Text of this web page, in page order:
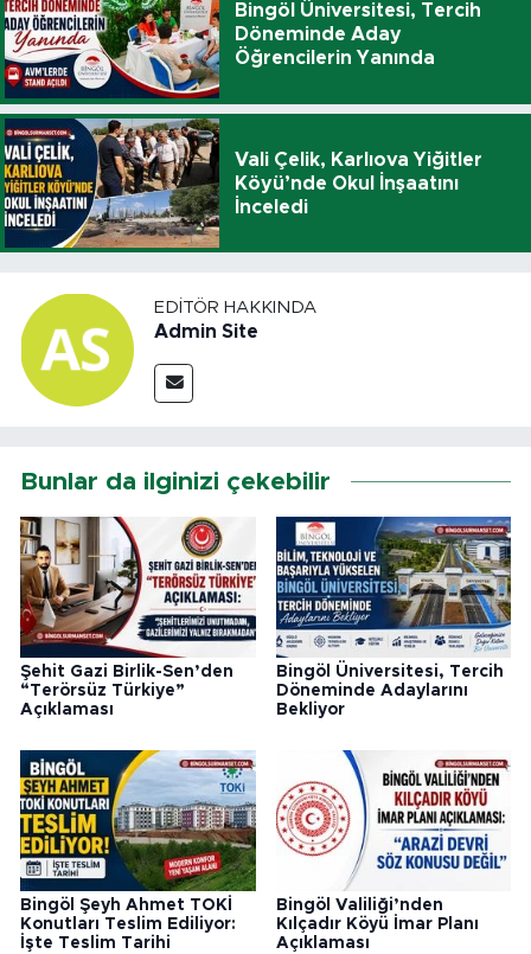
Bingöl Üniversitesi, Tercih
Döneminde Aday
Öğrencilerin Yanında
Vali Çelik, Karlıova Yiğitler
Köyü’nde Okul İnşaatını
İnceledi
EDITÖR HAKKINDA
Admin Site
Bunlar da ilginizi çekebilir
Şehit Gazi Birlik-Sen’den
“Terörsüz Türkiye”
Açıklaması
Bingöl Üniversitesi, Tercih
Döneminde Adaylarını
Bekliyor
Bingöl Şeyh Ahmet TOKİ
Konutları Teslim Ediliyor:
İşte Teslim Tarihi
Bingöl Valiliği’nden
Kılçadır Köyü İmar Planı
Açıklaması